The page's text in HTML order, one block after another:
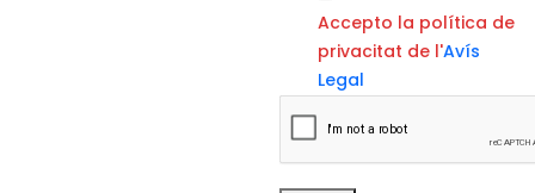
Accepto la política de
privacitat de l'Avís
Legal